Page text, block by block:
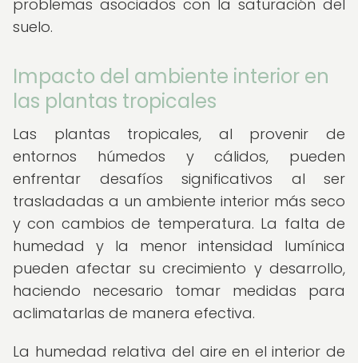
problemas asociados con la saturación del
suelo.
Impacto del ambiente interior en
las plantas tropicales
Las plantas tropicales, al provenir de
entornos húmedos y cálidos, pueden
enfrentar desafíos significativos al ser
trasladadas a un ambiente interior más seco
y con cambios de temperatura. La falta de
humedad y la menor intensidad lumínica
pueden afectar su crecimiento y desarrollo,
haciendo necesario tomar medidas para
aclimatarlas de manera efectiva.
La humedad relativa del aire en el interior de